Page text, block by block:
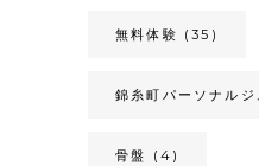
無料体験 (35)
錦糸町パーソナルジ
骨盤 (4)